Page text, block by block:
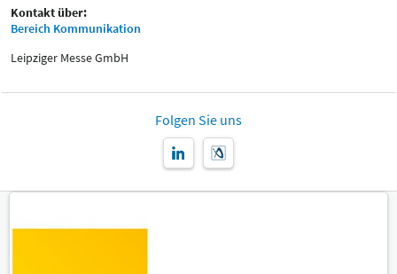
Kontakt über:
Bereich Kommunikation
Leipziger Messe GmbH
Folgen Sie uns